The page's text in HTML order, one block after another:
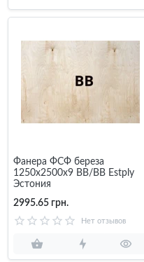
Фанера ФСФ береза
1250х2500х9 BB/BB Estply
Эстония
2995.65 грн.
Нет отзывов